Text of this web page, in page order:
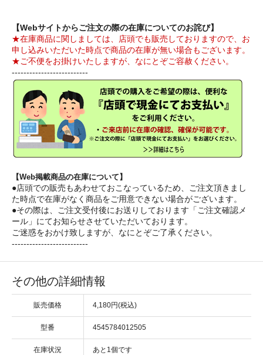
【Webサイトからご注文の際の在庫についてのお詫び】
★在庫商品に関しましては、店頭でも販売しておりますので、お
申し込みいただいた時点で商品の在庫が無い場合もございます。
★ご不便をお掛けいたしますが、なにとぞご容赦ください。
--------------------------
【Web掲載商品の在庫について】
●店頭での販売もあわせておこなっているため、ご注文頂きまし
た時点で在庫がなく商品をご用意できない場合がございます。
●その際は、ご注文受付後にお送りしております「ご注文確認メ
ール」にてお知らせさせていただいております。
ご迷惑をおかけ致しますが、なにとぞご了承ください。
--------------------------
その他の詳細情報
販売価格 4,180円(税込)
型番 4545784012505
在庫状況 あと1個です